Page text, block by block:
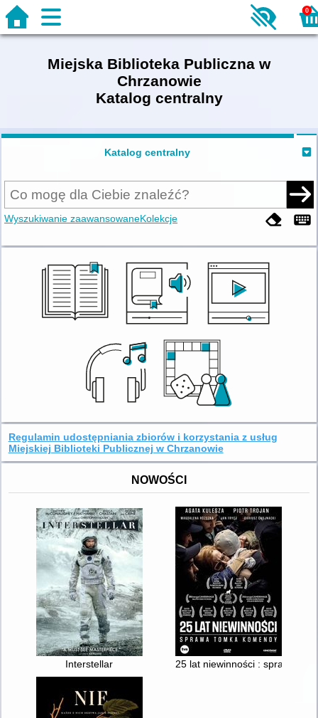
0
Miejska Biblioteka Publiczna w
Chrzanowie
Katalog centralny
Katalog centralny
Wyszukiwanie zaawansowaneKolekcje
Regulamin udostępniania zbiorów i korzystania z usług
Miejskiej Biblioteki Publicznej w Chrzanowie
NOWOŚCI
Interstellar 25 lat niewinności : sprawa